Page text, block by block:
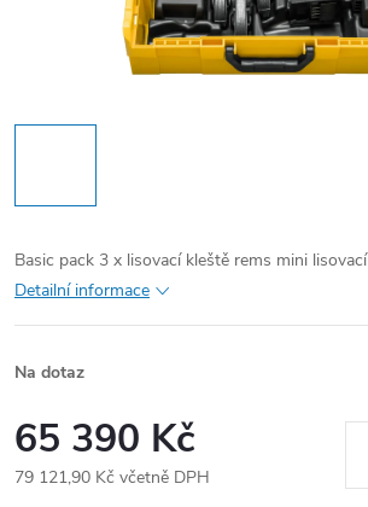
Basic pack 3 x lisovací kleště rems mini
Detailní informace
Na dotaz
65 390 Kč
79 121,90 Kč včetně DPH